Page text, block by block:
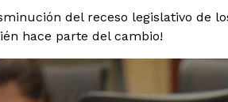
del receso legislativo de
hace parte del cambio!